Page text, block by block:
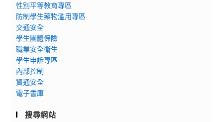
性別平等教育專區
防制學生藥物濫用專區
交通安全
學生團體保險
職業安全衛生
學生申訴專區
內部控制
資通安全
電子書庫
搜尋網站